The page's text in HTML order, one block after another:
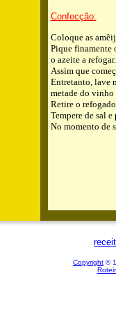
Confecção:
Coloque as
Pique finamente
o azeite a refogar.
Assim que
Entretanto, lave
metade do vinho
Retire o
Tempere de sal
No momento de
Copyright ©